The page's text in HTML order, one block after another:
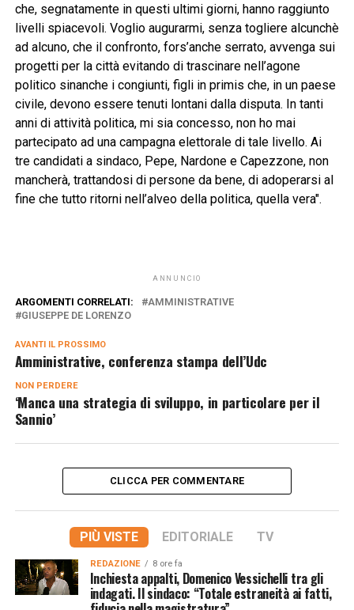
che, segnatamente in questi ultimi giorni, hanno raggiunto
livelli spiacevoli. Voglio augurarmi, senza togliere alcunchè
ad alcuno, che il confronto, fors’anche serrato, avvenga sui
progetti per la città evitando di trascinare nell’agone
politico sinanche i congiunti, figli in primis che, in un paese
civile, devono essere tenuti lontani dalla disputa. In tanti
anni di attività politica, mi sia concesso, non ho mai
partecipato ad una campagna elettorale di tale livello. Ai
tre candidati a sindaco, Pepe, Nardone e Capezzone, non
mancherà, trattandosi di persone da bene, di adoperarsi al
fine che tutto ritorni nell’alveo della politica, quella vera".
ANNUNCIO
ARGOMENTI CORRELATI:
AMMINISTRATIVE
GIUSEPPE DE LORENZO
AVANTI IL ​​PROSSIMO
Amministrative, conferenza stampa dell’Udc
NON PERDERE
‘Manca una strategia di sviluppo, in particolare per il
Sannio’
CLICCA PER COMMENTARE
PIÙ VISTE EDITORIALE TV
REDAZIONE 8 ore fa
Inchiesta appalti, Domenico Vessichelli tra gli
indagati. Il sindaco: “Totale estraneità ai fatti,